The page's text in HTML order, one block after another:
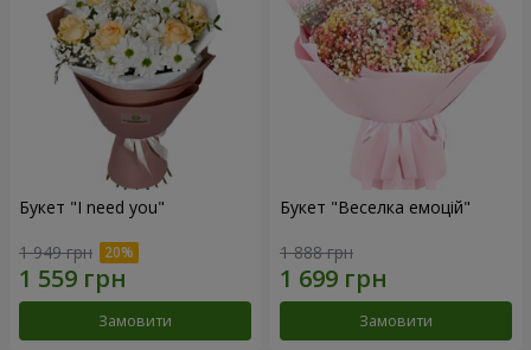
Букет "I need you"
1 949 грн
Замовити
Букет "Веселка емоцій"
1 888 грн
Замовити